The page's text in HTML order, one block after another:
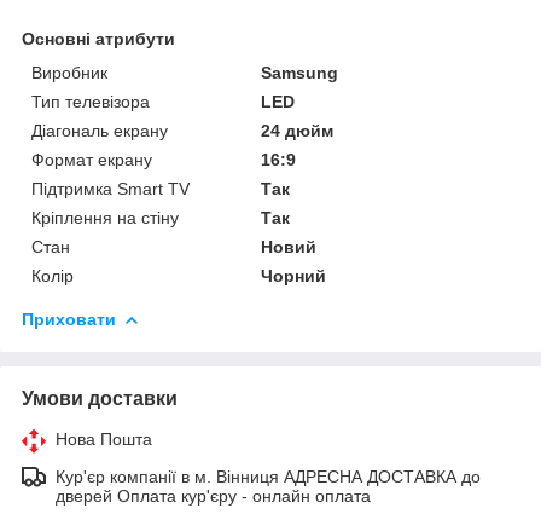
Основні атрибути
Виробник
Samsung
Тип телевізора
LED
Діагональ екрану
24 дюйм
Формат екрану
16:9
Підтримка Smart TV
Так
Кріплення на стіну
Так
Стан
Новий
Колір
Чорний
Приховати
Умови доставки
Нова Пошта
Кур'єр компанії в м. Вінниця АДРЕСНА ДОСТАВКА до
дверей Оплата кур'єру - онлайн оплата